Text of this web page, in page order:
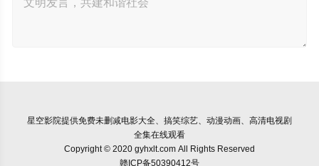
星空影院提供免费未删减电影大全、搞笑综艺、动漫动画、高清电视剧
全集在线观看
Copyright © 2020 gyhxlt.com All Rights Reserved
赣ICP备50390412号